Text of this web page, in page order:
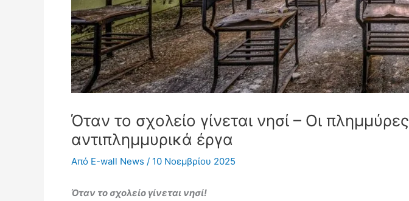
Όταν το σχολείο γίνεται νησί – Οι
αντιπλημμυρικά έργα
Από E-wall News / 10 Νοεμβρίου 2025
Όταν το σχολείο γίνεται νησί!